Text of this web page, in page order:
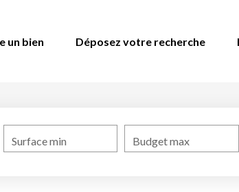
un bien Déposez votre recherche
Surface min Budget max